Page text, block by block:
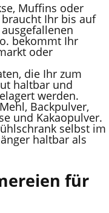
Muffins oder
braucht Ihr bis auf
bekommt Ihr
oder
die Ihr zum
haltbar und
werden.
Backpulver,
und Kakaopulver.
selbst im
haltbar als
für